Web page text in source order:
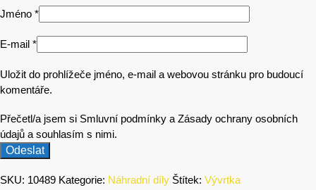
Jméno *
E-mail *
Uložit do prohlížeče jméno, e-mail a webovou stránku pro budoucí
komentáře.
Přečetl/a jsem si Smluvní podmínky a Zásady ochrany osobních
údajů a souhlasím s nimi.
SKU: 10489 Kategorie: Náhradní díly Štítek: Vývrtka